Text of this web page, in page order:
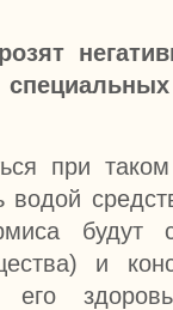
при
будут
и
его